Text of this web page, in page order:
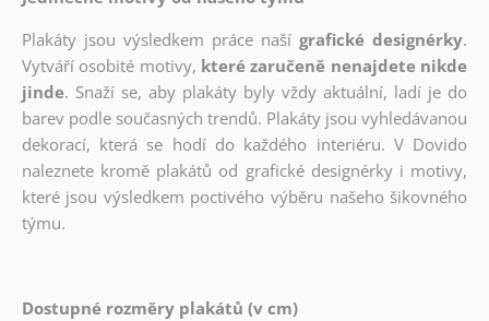
Plakáty jsou výsledkem práce naší grafické designérky.
Vytváří osobité motivy, které zaručeně nenajdete nikde
jinde. Snaží se, aby plakáty byly vždy aktuální, ladí je do
barev podle současných trendů. Plakáty jsou vyhledávanou
dekorací, která se hodí do každého interiéru. V Dovido
naleznete kromě plakátů od grafické designérky i motivy,
které jsou výsledkem poctivého výběru našeho šikovného
týmu.
Dostupné rozměry plakátů (v cm)